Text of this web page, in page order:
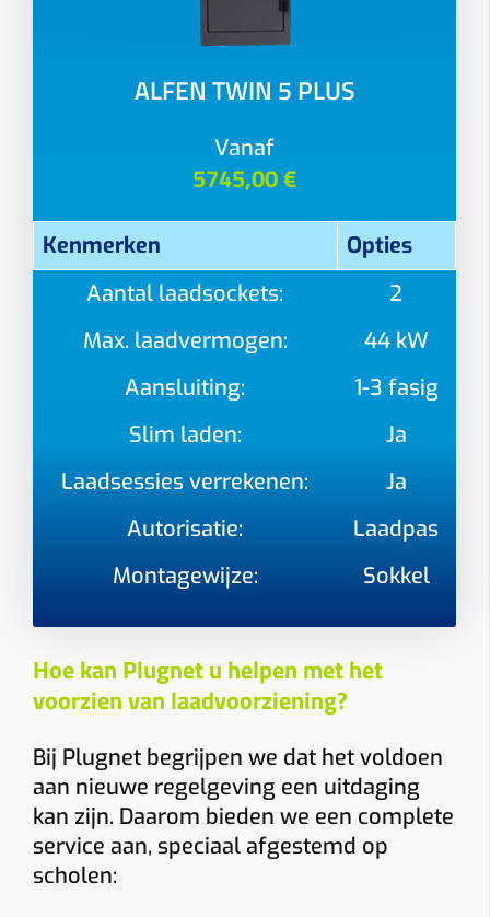
ALFEN TWIN 5 PLUS
Vanaf
5745,00 €
Kenmerken
Opties
Aantal laadsockets:
2
Max. laadvermogen:
44 kW
Aansluiting:
1-3 fasig
Slim laden:
Ja
Laadsessies verrekenen:
Ja
Autorisatie:
Laadpas
Montagewijze:
Sokkel
Hoe kan Plugnet u helpen met het
voorzien van laadvoorziening?
Bij Plugnet begrijpen we dat het voldoen
aan nieuwe regelgeving een uitdaging
kan zijn. Daarom bieden we een complete
service aan, speciaal afgestemd op
scholen: